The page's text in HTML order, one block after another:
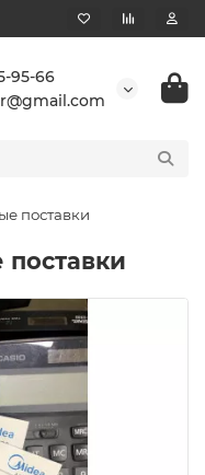
95-66
поставки